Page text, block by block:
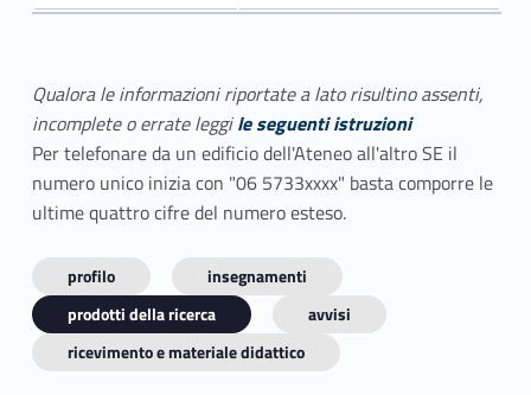
Qualora le informazioni riportate a lato risultino assenti,
incomplete o errate leggile seguenti istruzioni
Per telefonare da un edificio dell'Ateneo all'altro SE il
numero unico inizia con "06 5733xxxx" basta comporre le
ultime quattro cifre del numero esteso.
profilo
insegnamenti
prodotti della ricerca
avvisi
ricevimento e materiale didattico